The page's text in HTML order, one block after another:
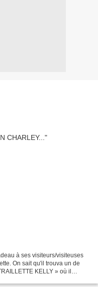
à ses visiteurs/visiteuses
On sait qu'il trouva un de
KELLY » où il